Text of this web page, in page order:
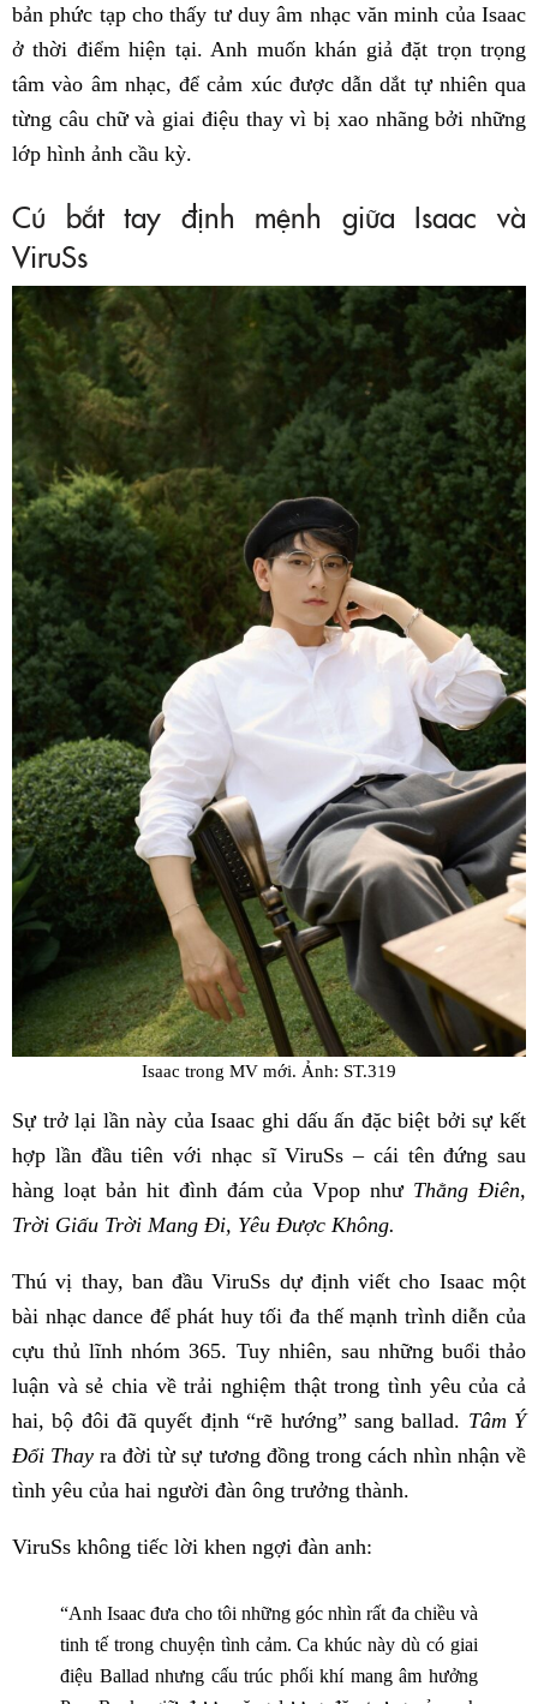
bản phức tạp cho thấy tư duy âm nhạc văn minh của Isaac
ở thời điểm hiện tại. Anh muốn khán giả đặt trọn trọng
tâm vào âm nhạc, để cảm xúc được dẫn dắt tự nhiên qua
từng câu chữ và giai điệu thay vì bị xao nhãng bởi những
lớp hình ảnh cầu kỳ.
Cú bắt tay định mệnh giữa Isaac và
ViruSs
Isaac trong MV mới. Ảnh: ST.319
Sự trở lại lần này của Isaac ghi dấu ấn đặc biệt bởi sự kết
hợp lần đầu tiên với nhạc sĩ ViruSs – cái tên đứng sau
hàng loạt bản hit đình đám của Vpop như Thằng Điên,
Trời Giấu Trời Mang Đi, Yêu Được Không.
Thú vị thay, ban đầu ViruSs dự định viết cho Isaac một
bài nhạc dance để phát huy tối đa thế mạnh trình diễn của
cựu thủ lĩnh nhóm 365. Tuy nhiên, sau những buổi thảo
luận và sẻ chia về trải nghiệm thật trong tình yêu của cả
hai, bộ đôi đã quyết định “rẽ hướng” sang ballad. Tâm Ý
Đổi Thay ra đời từ sự tương đồng trong cách nhìn nhận về
tình yêu của hai người đàn ông trưởng thành.
ViruSs không tiếc lời khen ngợi đàn anh:
“Anh Isaac đưa cho tôi những góc nhìn rất đa chiều và
tinh tế trong chuyện tình cảm. Ca khúc này dù có giai
điệu Ballad nhưng cấu trúc phối khí mang âm hưởng